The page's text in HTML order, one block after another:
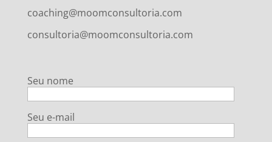
coaching@moomconsultoria.com
consultoria@moomconsultoria.com
Seu nome
Seu e-mail